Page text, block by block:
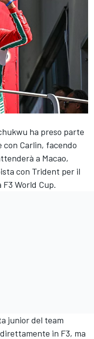
ha preso parte
con Carlin, facendo
a Macao,
con Trident per il
World Cup.
junior del team
in F3, ma